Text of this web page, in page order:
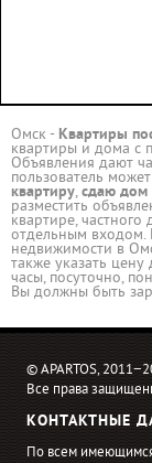
Омск - Квартиры
квартиры и дома с
Объявления дают
пользователь может
квартиру,сдаю дом
разместить
квартире,
отдельным входом.
недвижимости в
также указать
часы, посуточно,
Вы должны быть
© APARTOS,
Все права
КОНТАКТНЫЕ
По всем